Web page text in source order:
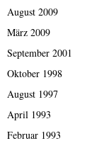
August 2009
März 2009
September 2001
Oktober 1998
August 1997
April 1993
Februar 1993